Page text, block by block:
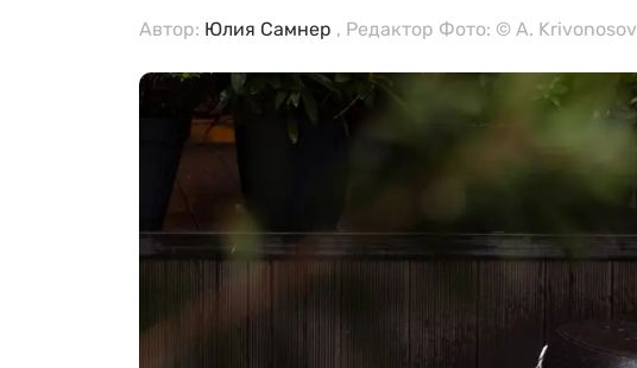
Автор: Юлия Самнер , Редактор Фото: © A. Krivonosov